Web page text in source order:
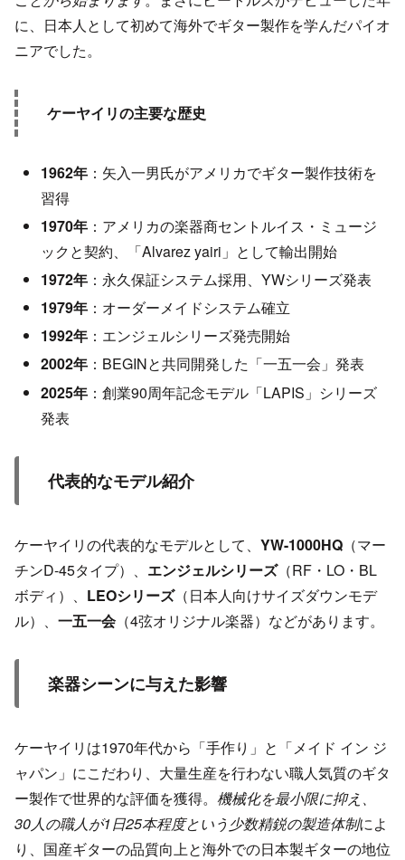
に、日本人として初めて海外でギター製作を学んだパイオ
ニアでした。
ケーヤイリの主要な歴史
1962年 ：矢入一男氏がアメリカでギター製作技術を
習得
1970年 ：アメリカの楽器商セントルイス・ミュージ
ックと契約、「Alvarez yairi」として輸出開始
1972年 ：永久保証システム採用、YWシリーズ発表
1979年 ：オーダーメイドシステム確立
1992年 ：エンジェルシリーズ発売開始
2002年 ：BEGINと共同開発した「一五一会」発表
2025年 ：創業90周年記念モデル「LAPIS」シリーズ
発表
代表的なモデル紹介
ケーヤイリの代表的なモデルとして、 YW-1000HQ （マー
チンD-45タイプ）、 エンジェルシリーズ（RF・LO・BL
ボディ）、 LEOシリーズ（日本人向けサイズダウンモデ
ル）、 一五一会（4弦オリジナル楽器）などがあります。
楽器シーンに与えた影響
ケーヤイリは1970年代から「手作り」と「メイド イン ジ
ャパン」にこだわり、大量生産を行わない職人気質のギタ
ー製作で世界的な評価を獲得。 機械化を最小限に抑え、
30人の職人が1日25本程度という少数精鋭の製造体制によ
り、国産ギターの品質向上と海外での日本製ギターの地位